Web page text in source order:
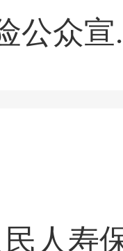
公众宣
人寿